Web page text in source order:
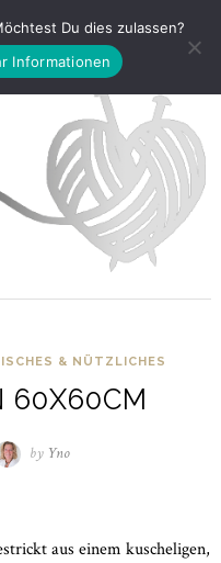
& NÜTZLICHES
60X60CM
by Yno
aus einem kuscheligen,
Du dies zulassen?
Informationen